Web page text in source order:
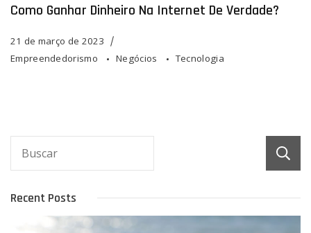
Como Ganhar Dinheiro Na Internet De Verdade?
21 de março de 2023
Empreendedorismo
Negócios Tecnologia
Recent Posts